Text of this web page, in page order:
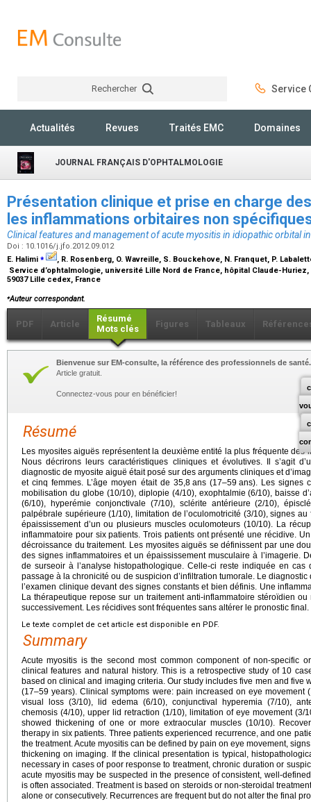
Rechercher Service
Actualités Revues Traités EMC Domaines
JOURNAL FRANÇAIS D'OPHTALMOLOGIE
Présentation clinique et prise en charge
les inflammations orbitaires non
Clinical features and management of acute myositis in idiopathic orbital
Doi : 10.1016/j.jfo.2012.09.012
E. Halimi ⁎
, R. Rosenberg, O. Wavreille, S. Bouckehove, N. Franquet, P.
Service d’ophtalmologie, université Lille Nord de France, hôpital Claude-
59037 Lille cedex, France
⁎Auteur correspondant.
PDF Article
Résumé
Mots clés
Figures Tableaux
Bienvenue sur EM-consulte, la référence des professionnels de santé.
Article gratuit.
Connectez-vous pour en bénéficier!
Résumé
Les myosites aiguës représentent la deuxième entité la plus fréquente des
Nous décrirons leurs caractéristiques cliniques et évolutives. Il s’agit
diagnostic de myosite aiguë était posé sur des arguments cliniques et
et cinq femmes. L’âge moyen était de 35,8 ans (17–59 ans). Les signes
mobilisation du globe (10/10), diplopie (4/10), exophtalmie (6/10), baisse
(6/10), hyperémie conjonctivale (7/10), sclérite antérieure (2/10),
palpébrale supérieure (1/10), limitation de l’oculomotricité (3/10), signes
épaississement d’un ou plusieurs muscles oculomoteurs (10/10). La
inflammatoire pour six patients. Trois patients ont présenté une récidive.
décroissance du traitement. Les myosites aiguës se définissent par une
des signes inflammatoires et un épaississement musculaire à l’imagerie.
de surseoir à l’analyse histopathologique. Celle-ci reste indiquée en
passage à la chronicité ou de suspicion d’infiltration tumorale. Le
l’examen clinique devant des signes constants et bien définis. Une
La thérapeutique repose sur un traitement anti-inflammatoire stéroïdien
successivement. Les récidives sont fréquentes sans altérer le pronostic final.
Le texte complet de cet article est disponible en PDF.
Summary
Acute myositis is the second most common component of non-specific
clinical features and natural history. This is a retrospective study of 10
based on clinical and imaging criteria. Our study includes five men and five
(17–59 years). Clinical symptoms were: pain increased on eye movement
visual loss (3/10), lid edema (6/10), conjunctival hyperemia (7/10),
chemosis (4/10), upper lid retraction (1/10), limitation of eye movement (3/
showed thickening of one or more extraocular muscles (10/10).
therapy in six patients. Three patients experienced recurrence, and one
the treatment. Acute myositis can be defined by pain on eye movement,
thickening on imaging. If the clinical presentation is typical,
necessary in cases of poor response to treatment, chronic duration or
acute myositis may be suspected in the presence of consistent, well-
is often associated. Treatment is based on steroids or non-steroidal
alone or consecutively. Recurrences are frequent but do not alter the final